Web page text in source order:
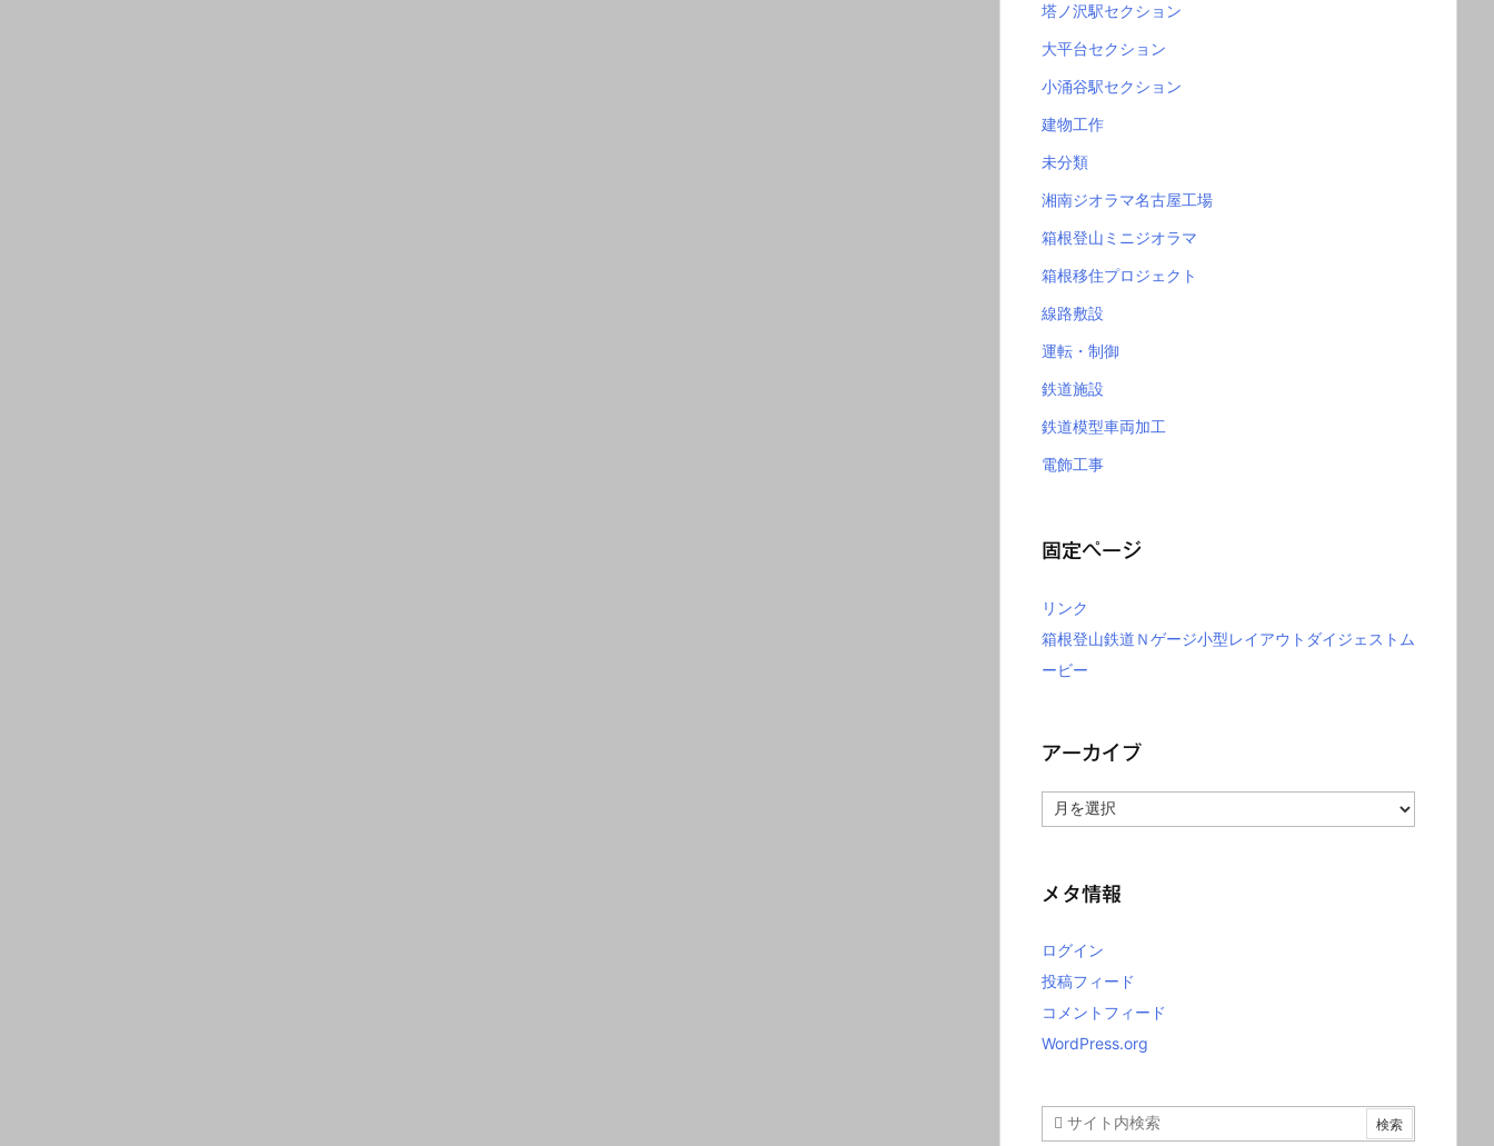
塔ノ沢駅セクション
大平台セクション
小涌谷駅セクション
建物工作
未分類
湘南ジオラマ名古屋工場
箱根登山ミニジオラマ
箱根移住プロジェクト
線路敷設
運転・制御
鉄道施設
鉄道模型車両加工
電飾工事
固定ページ
リンク
箱根登山鉄道Ｎゲージ小型レイアウトダイジェストム
ービー
アーカイブ
ー
ブ
メタ情報
ログイン
投稿フィード
コメントフィード
WordPress.org